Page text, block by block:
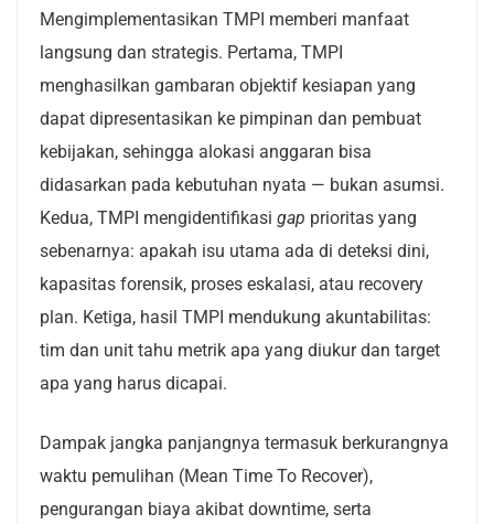
Mengimplementasikan TMPI memberi manfaat
langsung dan strategis. Pertama, TMPI
menghasilkan gambaran objektif kesiapan yang
dapat dipresentasikan ke pimpinan dan pembuat
kebijakan, sehingga alokasi anggaran bisa
didasarkan pada kebutuhan nyata — bukan asumsi.
Kedua, TMPI mengidentifikasi gap prioritas yang
sebenarnya: apakah isu utama ada di deteksi dini,
kapasitas forensik, proses eskalasi, atau recovery
plan. Ketiga, hasil TMPI mendukung akuntabilitas:
tim dan unit tahu metrik apa yang diukur dan target
apa yang harus dicapai.
Dampak jangka panjangnya termasuk berkurangnya
waktu pemulihan (Mean Time To Recover),
pengurangan biaya akibat downtime, serta